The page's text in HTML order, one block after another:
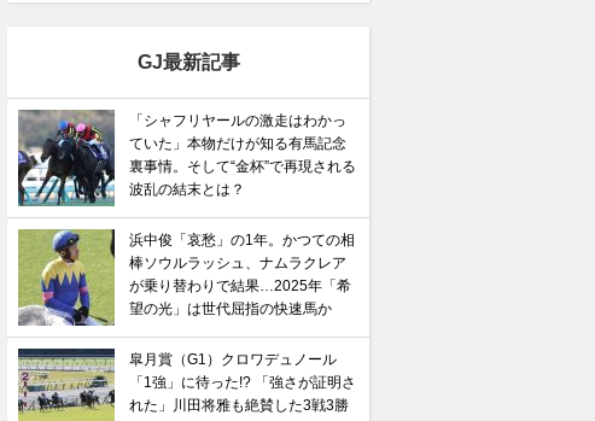
「シャフリヤールの激走はわかっていた」本物だけが
して“金杯”で再現される波乱の結末とは？
GJ最新記事
「シャフリヤールの激走はわかっ
ていた」本物だけが知る有馬記念
裏事情。そして“金杯”で再現される
波乱の結末とは？
浜中俊「哀愁」の1年。かつての相
棒ソウルラッシュ、ナムラクレア
が乗り替わりで結果…2025年「希
望の光」は世代屈指の快速馬か
皐月賞（G1）クロワデュノール
「1強」に待った!? 「強さが証明さ
れた」川田将雅も絶賛した3戦3勝